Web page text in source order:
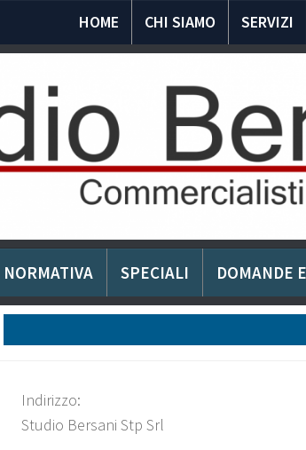
HOME CHI SIAMO SERVIZI
NORMATIVA SPECIALI DOMANDE
Indirizzo:
Studio Bersani Stp Srl